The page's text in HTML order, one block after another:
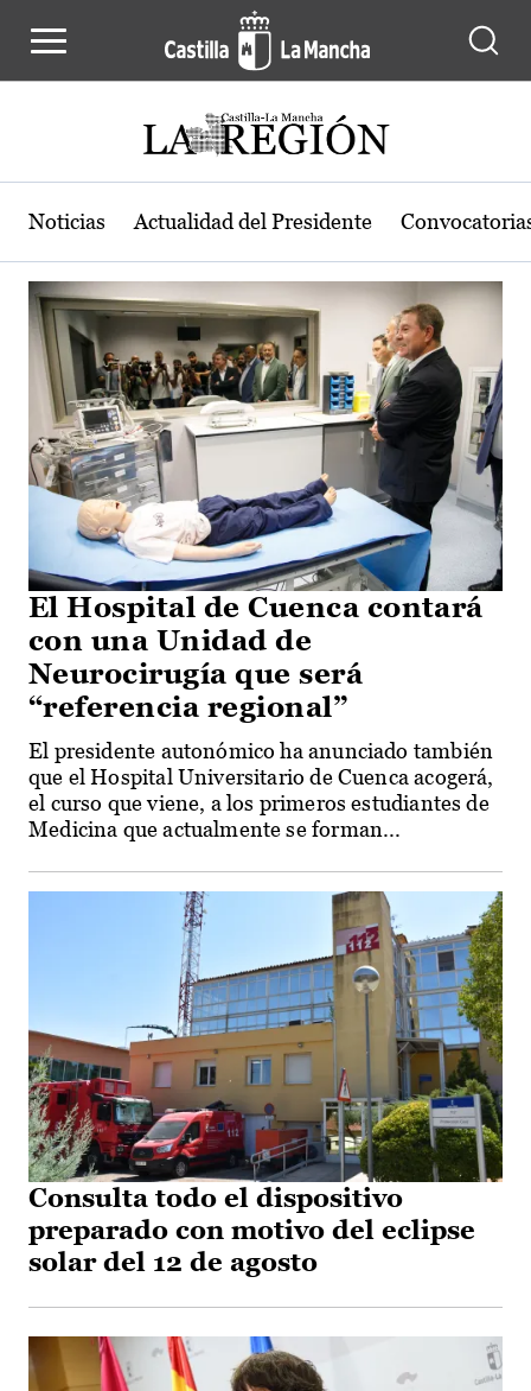
Actualidad de la región de Castilla-
Noticias Actualidad del Presidente
El Hospital de Cuenca contará
con una Unidad de
Neurocirugía que será
“referencia regional”
El presidente autonómico ha anunciado también
que el Hospital Universitario de Cuenca acogerá,
el curso que viene, a los primeros estudiantes de
Medicina que actualmente se forman...
Consulta todo el dispositivo
preparado con motivo del eclipse
solar del 12 de agosto